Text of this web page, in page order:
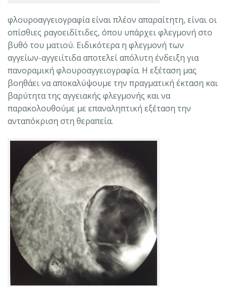
φλουροαγγειογραφία είναι πλέον απαραίτητη, είναι οι
οπίσθιες ραγοειδίτιδες, όπου υπάρχει φλεγμονή στο
βυθό του ματιού. Ειδικότερα η φλεγμονή των
αγγείων-αγγειίτιδα αποτελεί απόλυτη ένδειξη για
πανοραμική φλουροαγγειογραφία. Η εξέταση μας
βοηθάει να αποκαλύψουμε την πραγματική έκταση και
βαρύτητα της αγγειακής φλεγμονής και να
παρακολουθούμε με επαναληπτική εξέταση την
ανταπόκριση στη θεραπεία.